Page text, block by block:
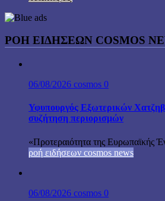
ΡΟΗ ΕΙΔΗΣΕΩΝ COSMOS
06/08/2026 cosmos 0
Υφυπουργός Εξωτερικών
συζήτηση περιορισμών
«Προτεραιότητα της Ευρωπαϊκής
ροή ειδήσεων cosmos news
06/08/2026 cosmos 0